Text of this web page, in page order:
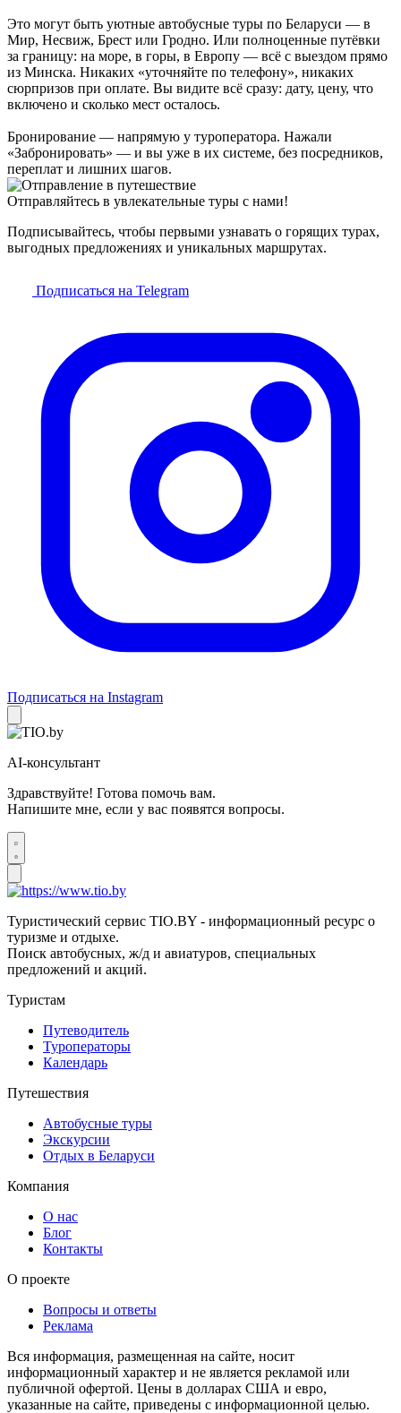
Это могут быть уютные автобусные туры по Беларуси — в
Мир, Несвиж, Брест или Гродно. Или полноценные путёвки
за границу: на море, в горы, в Европу — всё с выездом прямо
из Минска. Никаких «уточняйте по телефону», никаких
сюрпризов при оплате. Вы видите всё сразу: дату, цену, что
включено и сколько мест осталось.
Бронирование — напрямую у туроператора. Нажали
«Забронировать» — и вы уже в их системе, без посредников,
переплат и лишних шагов.
Отправляйтесь в увлекательные туры с нами!
Подписывайтесь, чтобы первыми узнавать о горящих турах,
выгодных предложениях и уникальных маршрутах.
Подписаться на Telegram
Подписаться на Instagram
AI-консультант
Здравствуйте! Готова помочь вам.
Напишите мне, если у вас появятся вопросы.
Туристический сервис TIO.BY - информационный ресурс о
туризме и отдыхе.
Поиск автобусных, ж/д и авиатуров, специальных
предложений и акций.
Туристам
Путеводитель
Туроператоры
Календарь
Путешествия
Автобусные туры
Экскурсии
Отдых в Беларуси
Компания
О нас
Блог
Контакты
О проекте
Вопросы и ответы
Реклама
Вся информация, размещенная на сайте, носит
информационный характер и не является рекламой или
публичной офертой. Цены в долларах США и евро,
указанные на сайте, приведены с информационной целью.